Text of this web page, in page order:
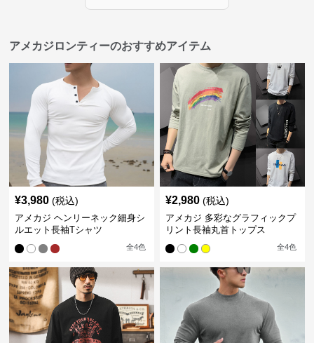
アメカジロンティーのおすすめアイテム
¥3,980 (税込)
アメカジ ヘンリーネック細身シ
ルエット長袖Tシャツ
全4色
¥2,980 (税込)
アメカジ 多彩なグラフィックプ
リント長袖丸首トップス
全4色